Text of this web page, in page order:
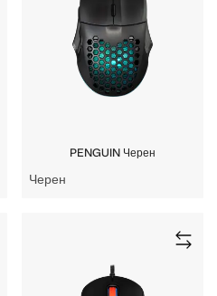
PENGUIN Черен
Черен